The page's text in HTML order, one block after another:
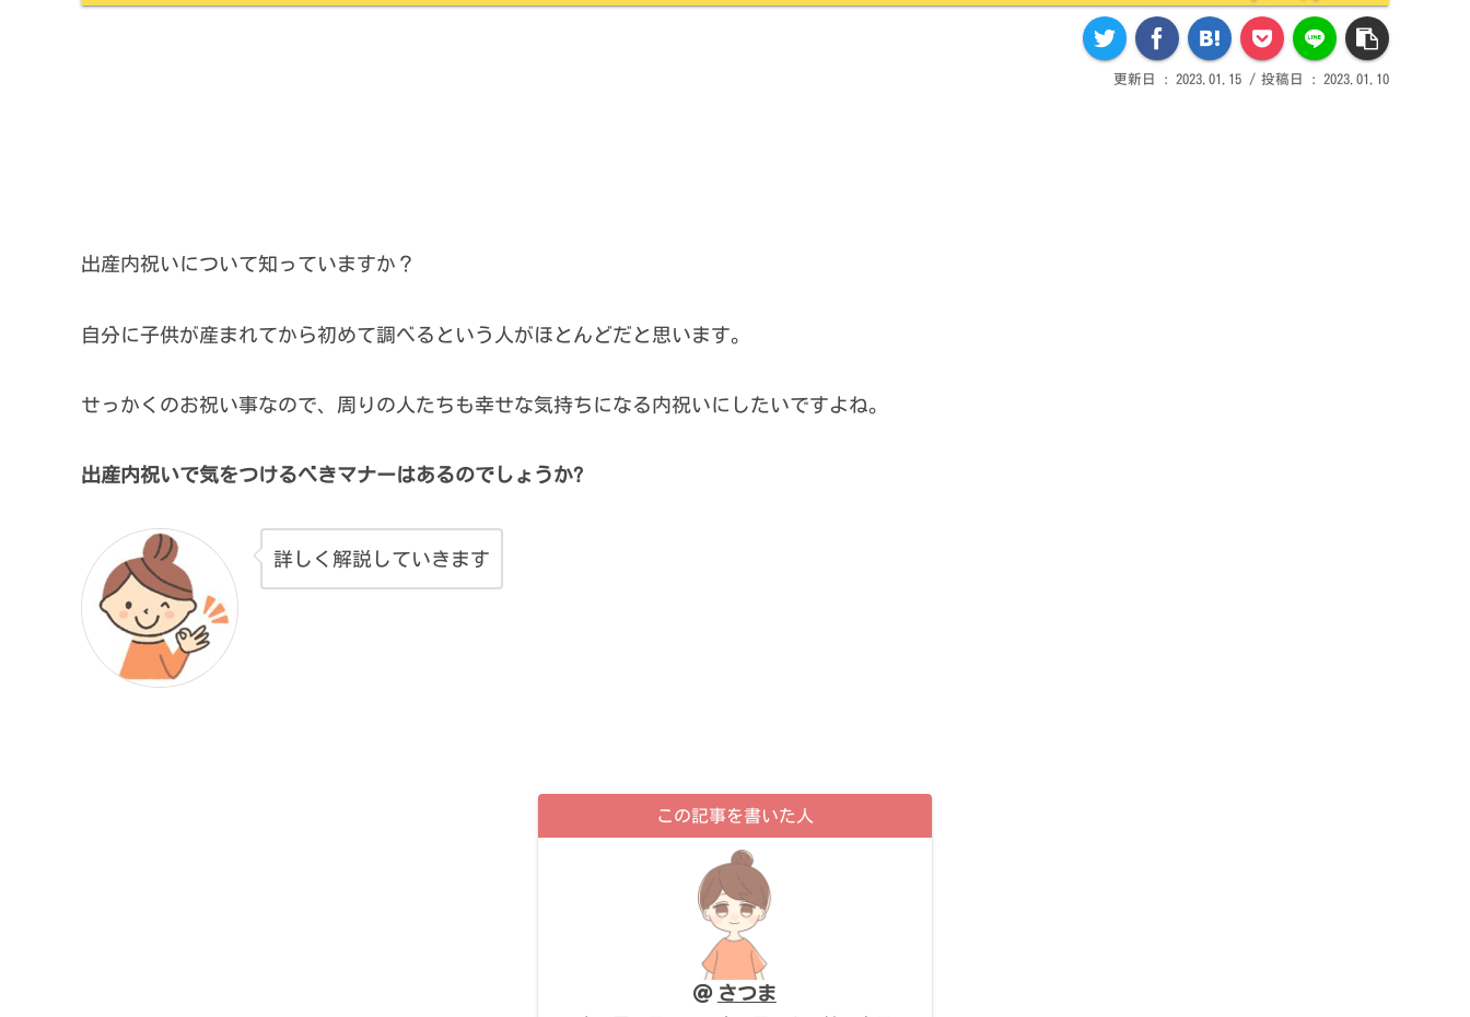
2023.01.15 2023.01.10
出産内祝いについて知っていますか？
自分に子供が産まれてから初めて調べるという人がほとんどだと思います。
せっかくのお祝い事なので、周りの人たちも幸せな気持ちになる内祝いにしたいですよね。
出産内祝いで気をつけるべきマナーはあるのでしょうか?
詳しく解説していきます
この記事を書いた人
さつま